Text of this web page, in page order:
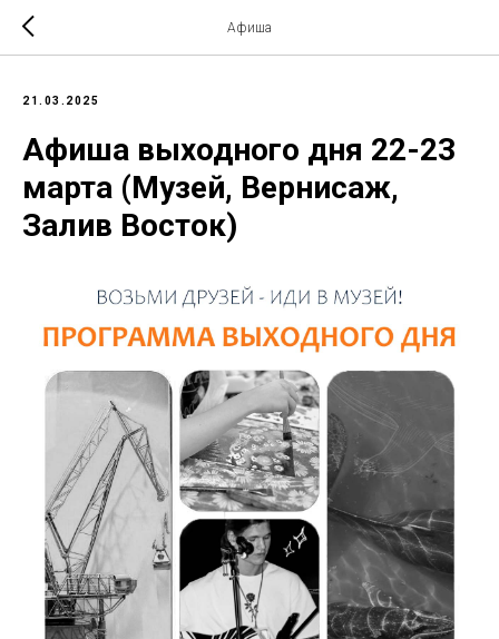
Афиша
21.03.2025
Афиша выходного дня 22-23
марта (Музей, Вернисаж,
Залив Восток)